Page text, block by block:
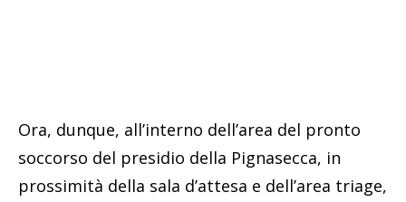
Ora, dunque, all’interno dell’area del pronto
soccorso del presidio della Pignasecca, in
prossimità della sala d’attesa e dell’area triage,